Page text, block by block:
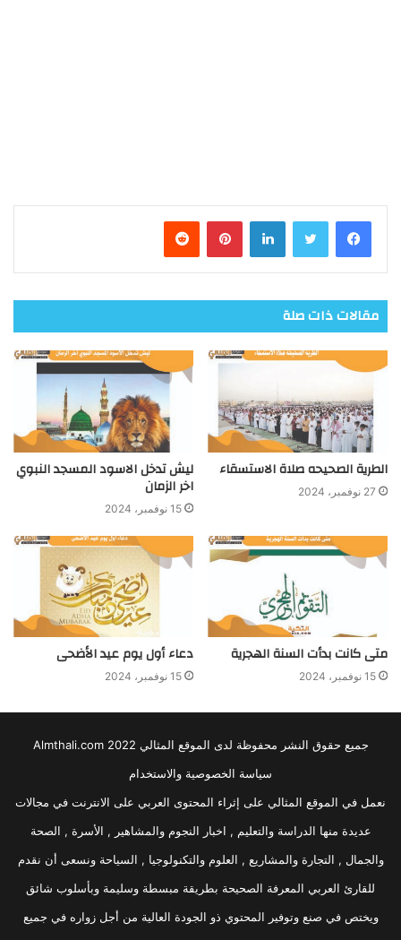
فيسبوك تويتر لينكدإن بينتيريست
مقالات ذات صلة
الطرية الصحيحه صلاة الاستسقاء
27 نوفمبر، 2024
ليش تدخل الاسود المسجد النبوي
اخر الزمان
15 نوفمبر، 2024
متى كانت بدأت السنة الهجرية
15 نوفمبر، 2024
دعاء أول يوم عيد الأضحى
15 نوفمبر، 2024
جميع حقوق النشر محفوظة لدى الموقع المثالي 2022 Almthali.com
سياسة الخصوصية والاستخدام
نعمل في الموقع المثالي على إثراء المحتوى العربي على الانترنت في مجالات
عديدة منها الدراسة والتعليم , اخبار النجوم والمشاهير , الأسرة , الصحة
والجمال , التجارة والمشاريع , العلوم والتكنولوجيا , السياحة ونسعى أن نقدم
للقارئ العربي المعرفة الصحيحة بطريقة مبسطة وسليمة وبأسلوب شائق
ويختص في صنع وتوفير المحتوي ذو الجودة العالية من أجل زواره في جميع